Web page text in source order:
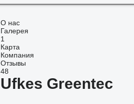
О нас
Галерея
1
Карта
Компания
Отзывы
48
Ufkes Greentec